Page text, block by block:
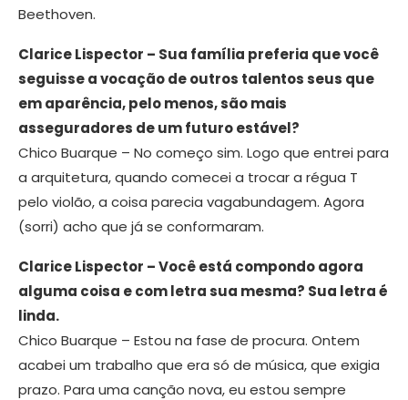
Beethoven.
Clarice Lispector – Sua família preferia que você
seguisse a vocação de outros talentos seus que
em aparência, pelo menos, são mais
asseguradores de um futuro estável?
Chico Buarque – No começo sim. Logo que entrei para
a arquitetura, quando comecei a trocar a régua T
pelo violão, a coisa parecia vagabundagem. Agora
(sorri) acho que já se conformaram.
Clarice Lispector – Você está compondo agora
alguma coisa e com letra sua mesma? Sua letra é
linda.
Chico Buarque – Estou na fase de procura. Ontem
acabei um trabalho que era só de música, que exigia
prazo. Para uma canção nova, eu estou sempre